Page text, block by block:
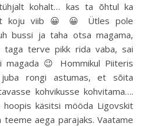
kohalt… kas ta õhtul ka
koju viib 😀 😀 Ütles pole
bussi ja taha otsa magama,
terve pikk rida vaba, sai
magada 😉 Hommikul Piiteris
rongi astumas, et sõita
kohvikusse kohvitama….
käsitsi mööda Ligovskit
aega parajaks. Vaatame